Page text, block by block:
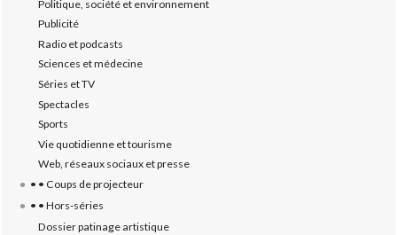
Politique, société et environnement
Publicité
Radio et podcasts
Sciences et médecine
Séries et TV
Spectacles
Sports
Vie quotidienne et tourisme
Web, réseaux sociaux et presse
• • Coups de projecteur
• • Hors-séries
Dossier patinage artistique